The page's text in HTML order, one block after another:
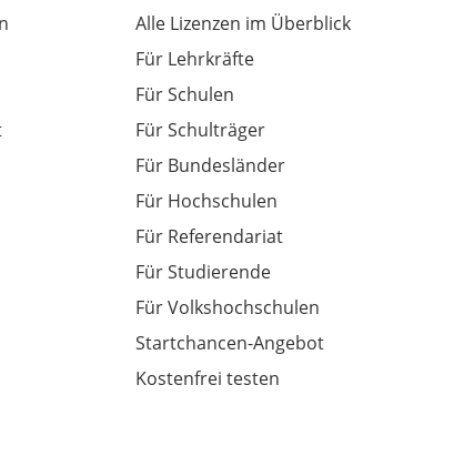
Alle Lizenzen im Überblick
Für Lehrkräfte
Für Schulen
Für Schulträger
Für Bundesländer
Für Hochschulen
Für Referendariat
Für Studierende
Für Volkshochschulen
Startchancen-Angebot
Kostenfrei testen